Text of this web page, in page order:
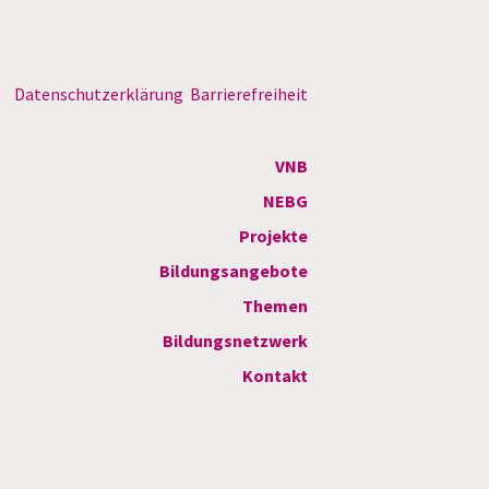
Datenschutzerklärung Barrierefreiheit
VNB
NEBG
Projekte
Bildungsangebote
Themen
Bildungsnetzwerk
Kontakt